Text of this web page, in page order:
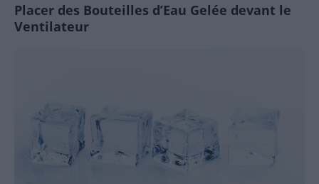
Placer des Bouteilles d’Eau Gelée devant le
Ventilateur